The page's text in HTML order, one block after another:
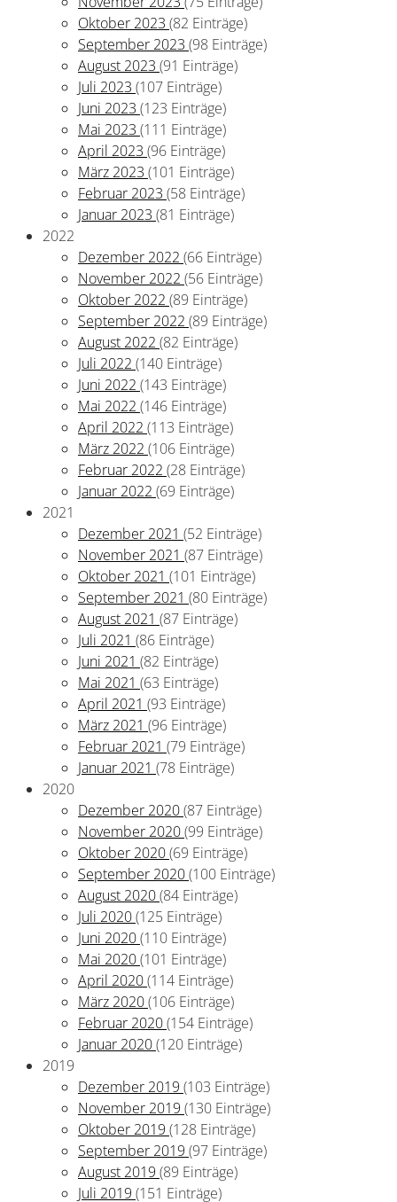
Oktober 2023 (82 Einträge)
September 2023 (98 Einträge)
August 2023 (91 Einträge)
Juli 2023 (107 Einträge)
Juni 2023 (123 Einträge)
Mai 2023 (111 Einträge)
April 2023 (96 Einträge)
März 2023 (101 Einträge)
Februar 2023 (58 Einträge)
Januar 2023 (81 Einträge)
2022
Dezember 2022 (66 Einträge)
November 2022 (56 Einträge)
Oktober 2022 (89 Einträge)
September 2022 (89 Einträge)
August 2022 (82 Einträge)
Juli 2022 (140 Einträge)
Juni 2022 (143 Einträge)
Mai 2022 (146 Einträge)
April 2022 (113 Einträge)
März 2022 (106 Einträge)
Februar 2022 (28 Einträge)
Januar 2022 (69 Einträge)
2021
Dezember 2021 (52 Einträge)
November 2021 (87 Einträge)
Oktober 2021 (101 Einträge)
September 2021 (80 Einträge)
August 2021 (87 Einträge)
Juli 2021 (86 Einträge)
Juni 2021 (82 Einträge)
Mai 2021 (63 Einträge)
April 2021 (93 Einträge)
März 2021 (96 Einträge)
Februar 2021 (79 Einträge)
Januar 2021 (78 Einträge)
2020
Dezember 2020(87 Einträge)
November 2020(99 Einträge)
Oktober 2020(69 Einträge)
September 2020(100 Einträge)
August 2020(84 Einträge)
Juli 2020(125 Einträge)
Juni 2020(110 Einträge)
Mai 2020(101 Einträge)
April 2020(114 Einträge)
März 2020(106 Einträge)
Februar 2020(154 Einträge)
Januar 2020(120 Einträge)
2019
Dezember 2019 (103 Einträge)
November 2019 (130 Einträge)
Oktober 2019 (128 Einträge)
September 2019 (97 Einträge)
August 2019 (89 Einträge)
Juli 2019 (151 Einträge)